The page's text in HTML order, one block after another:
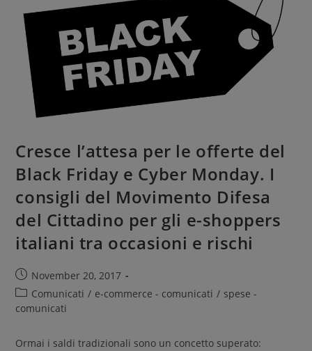
Cresce l’attesa per le offerte del
Black Friday e Cyber Monday. I
consigli del Movimento Difesa
del Cittadino per gli e-shoppers
italiani tra occasioni e rischi
November 20, 2017
Comunicati / e-commerce - comunicati / spese -
comunicati
Ormai i saldi tradizionali sono un concetto superato: